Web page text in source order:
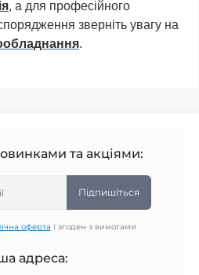
, а для професійного
зверніть увагу на
.
та акціями:
Підпишіться
оферта і згоден з вимогами
адреса: